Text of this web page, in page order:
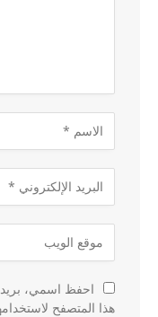
احفظ اسمي،
هذا المتصفح